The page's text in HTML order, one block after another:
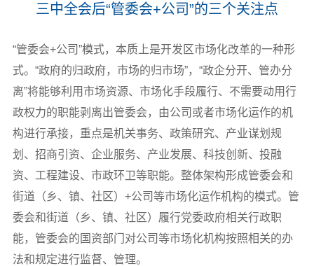
三中全会后“管委会+公司”的三个关注点
“管委会+公司”模式，本质上是开发区市场化改革的一种形
式。“政府的归政府，市场的归市场”，“政企分开、管办分
离”将能够利用市场资源、市场化手段履行、不需要动用行
政权力的职能剥离出管委会，由公司或者市场化运作的机
构进行承接，重点是机关事务、政策研究、产业谋划规
划、招商引资、企业服务、产业发展、科技创新、投融
资、工程建设、市政环卫等职能。整体架构形成管委会和
街道（乡、镇、社区）+公司等市场化运作机构的模式。管
委会和街道（乡、镇、社区）履行党委政府相关行政职
能，管委会的国资部门对公司等市场化机构按照相关的办
法和规定进行监督、管理。